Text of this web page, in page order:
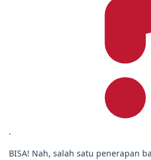
.
BISA! Nah, salah satu penerapan